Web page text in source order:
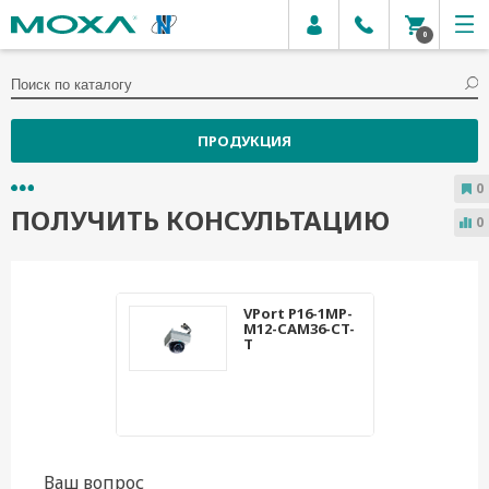
0
ПРОДУКЦИЯ
ПОЛУЧИТЬ КОНСУЛЬТАЦИЮ
VPort P16-1MP-
M12-CAM36-CT-
T
Ваш вопрос
0
0